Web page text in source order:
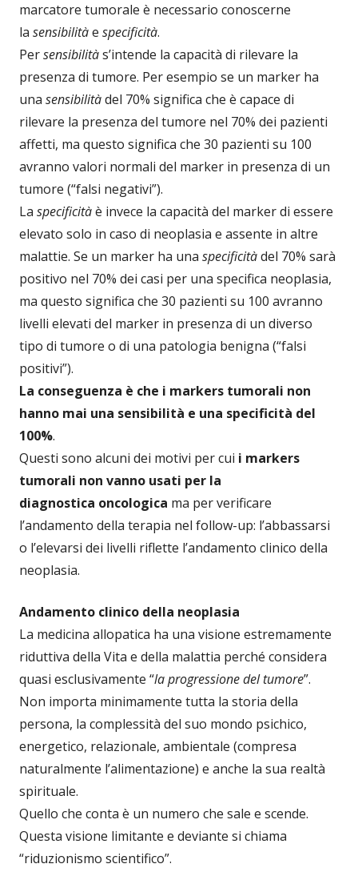
marcatore tumorale è necessario conoscerne
la sensibilitàe specificità.
Persensibilitàs’intende la capacità di rilevare la
presenza di tumore. Per esempio se un marker ha
una sensibilitàdel 70% significa che è capace di
rilevare la presenza del tumore nel 70% dei pazienti
affetti, ma questo significa che 30 pazienti su 100
avranno valori normali del marker in presenza di un
tumore (“falsi negativi”).
La specificitàè invece la capacità del marker di essere
elevato solo in caso di neoplasia e assente in altre
malattie. Se un marker ha una specificitàdel 70% sarà
positivo nel 70% dei casi per una specifica neoplasia,
ma questo significa che 30 pazienti su 100 avranno
livelli elevati del marker in presenza di un diverso
tipo di tumore o di una patologia benigna (“falsi
positivi”).
La conseguenza è che i markers tumorali non
hanno mai una sensibilità e una specificità del
100%.
Questi sono alcuni dei motivi per cui i markers
tumorali non vanno usati per la
diagnostica oncologica ma per verificare
l’andamento della terapia nel follow-up: l’abbassarsi
o l’elevarsi dei livelli riflette l’andamento clinico della
neoplasia.
Andamento clinico della neoplasia
La medicina allopatica ha una visione estremamente
riduttiva della Vita e della malattia perché considera
quasi esclusivamente “la progressione del tumore”.
Non importa minimamente tutta la storia della
persona, la complessità del suo mondo psichico,
energetico, relazionale, ambientale (compresa
naturalmente l’alimentazione) e anche la sua realtà
spirituale.
Quello che conta è un numero che sale e scende.
Questa visione limitante e deviante si chiama
“riduzionismo scientifico”.